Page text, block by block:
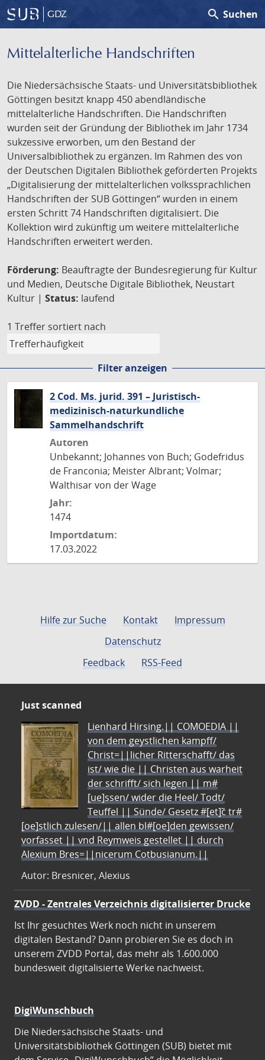
GDZ search Suchen
Mittelalterliche Handschriften
Die Niedersächsische Staats- und Universitätsbibliothek
Göttingen besitzt knapp 450 abendländische
mittelalterliche Handschriften. Die Handschriften
wurden seit der Gründung der Bibliothek im Jahr 1734
sukzessive erworben, um den Bestand der
Universalbibliothek zu ergänzen. Im Rahmen des von
der Deutschen Digitalen Bibliothek geförderten Projekts
„Digitalisierung der mittelalterlichen volkssprachlichen
Handschriften der SUB Göttingen“ wurden in einem
ersten Schritt 74 Handschriften digitalisiert. Die
Kollektion wird zukünftig um weitere mittelalterliche
Handschriften erweitert werden.
Förderung: Beauftragte der Bundesregierung für Kultur
und Medien, Deutsche Digitale Bibliothek, Neustart
Kultur | Status: laufend
1 Treffer sortiert nach
Filter anzeigen
2 Cod. Ms. jurid. 391 – Juristisch-
medizinisch-naturkundliche
Sammelhandschrift
Autoren
Unbekannt; Johannes von Buch; Godefridus
de Franconia; Meister Albrant; Volmar;
Walthisar von der Wage
Jahr:
1474
Importdatum:
17.03.2022
Hilfe zur Suche Kontakt
Impressum
Datenschutz
Feedback
RSS-Feed
Just scanned
Lienhard Hirsing.|| COMOEDIA ||
von dem geystlichen kampff/
Christ=||licher Ritterschafft/ das
ist/ wie die || Christen aus warheit
der schrifft/ sich legen || m#
[ue]ssen/ wider die Heel/ Todt/
Teuffel || Sünde/ Gesetz #[et]c̃ tr#
[oe]stlich zulesen/|| allen bl#[oe]den gewissen/
vorfasset || vnd Reymweis gestellet || durch
Alexium Bres=||nicerum Cotbusianum.||
Autor: Bresnicer, Alexius
ZVDD - Zentrales Verzeichnis digitalisierter Drucke
Ist Ihr gesuchtes Werk noch nicht in unserem
digitalen Bestand? Dann probieren Sie es doch in
unserem ZVDD Portal, das mehr als 1.600.000
bundesweit digitalisierte Werke nachweist.
DigiWunschbuch
Die Niedersächsische Staats- und
Universitätsbibliothek Göttingen (SUB) bietet mit